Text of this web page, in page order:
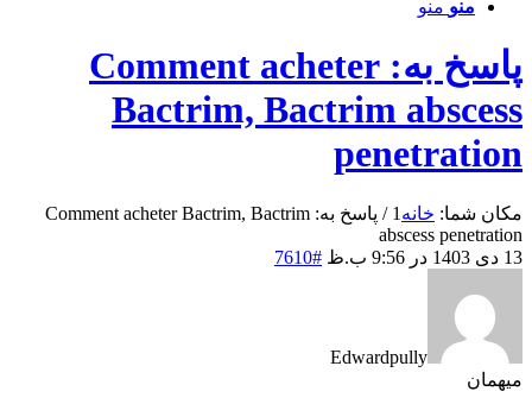
منو منو
پاسخ به: Comment acheter
Bactrim, Bactrim abscess
penetration
مکان شما: خانه 1
/
پاسخ به: Comment acheter Bactrim, Bactrim
abscess penetration
13 دی 1403 در 9:56 ب.ظ
#7610
Edwardpully
میهمان